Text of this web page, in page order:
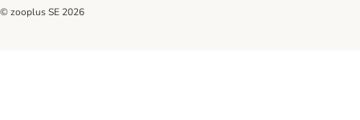
© zooplus SE 2026